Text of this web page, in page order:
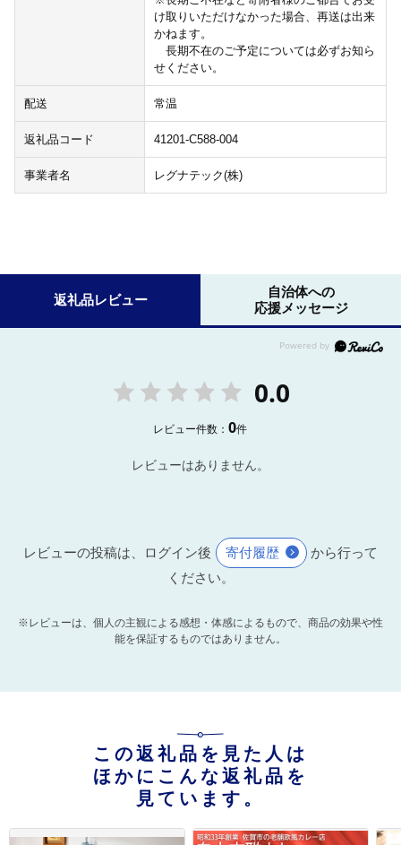
け取りいただけなかった場合、再送は出来
かねます。
長期不在のご予定については必ずお知ら
せください。
配送 常温
返礼品コード 41201-C588-004
事業者名 レグナテック(株)
返礼品レビュー
自治体への
応援メッセージ
0.0
レビュー件数：0件
レビューはありません。
レビューの投稿は、ログイン後 寄付履歴
から行って
ください。
※レビューは、個人の主観による感想・体感によるもので、商品の効果や性
能を保証するものではありません。
この返礼品を見た人は
ほかにこんな返礼品を
見ています。